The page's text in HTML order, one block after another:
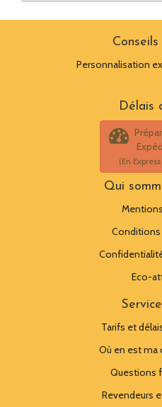
Personnalisation
Délais
(En
Qui
Conditions
Eco-
Tarifs et
Où en est ma
Questions
Revendeurs